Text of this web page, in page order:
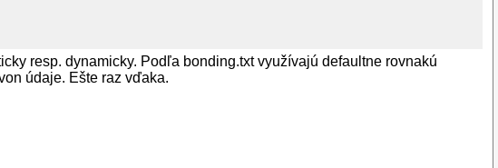
resp. dynamicky. Podľa bonding.txt využívajú defaultne rovnakú
údaje. Ešte raz vďaka.